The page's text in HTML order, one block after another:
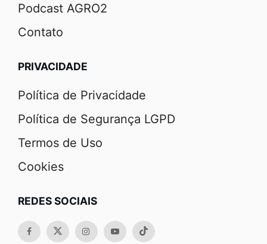
Podcast AGRO2
Contato
PRIVACIDADE
Política de Privacidade
Política de Segurança LGPD
Termos de Uso
Cookies
REDES SOCIAIS